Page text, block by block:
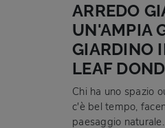
ARREDO
UN'AMPIA
GIARDINO
LEAF
Chi ha uno spazio
c'è bel tempo,
paesaggio